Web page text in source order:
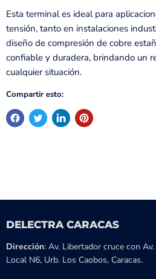
Esta terminal es ideal para
tensión, tanto en instalaciones
diseño de compresión de cobre
confiable y duradera, brindando un
cualquier situación.
Compartir esto:
DELECTRA CARACAS
Dirección: Av. Libertador cruce con
Local N6, Urb. Los Caobos, Caracas.